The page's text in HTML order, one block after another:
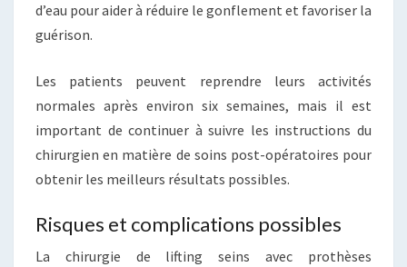
d’eau pour aider à réduire le gonflement et favoriser la
guérison.
Les patients peuvent reprendre leurs activités
normales après environ six semaines, mais il est
important de continuer à suivre les instructions du
chirurgien en matière de soins post-opératoires pour
obtenir les meilleurs résultats possibles.
Risques et complications possibles
La chirurgie de lifting seins avec prothèses